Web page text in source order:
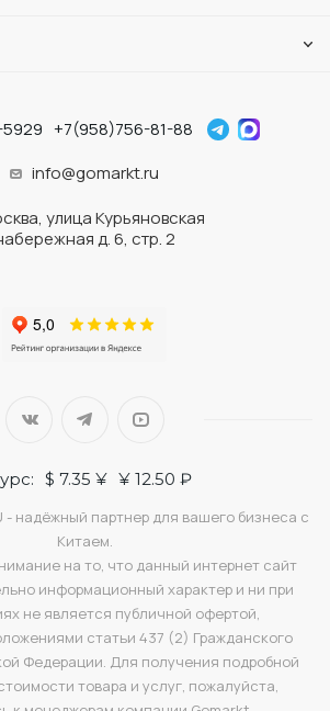
+7(958)756-81-88
info@gomarkt.ru
улица Курьяновская
д. 6, стр. 2
$ 7.35 ¥ ¥ 12.50 ₽
- надёжный партнер для вашего бизнеса с
Китаем.
на то, что данный интернет сайт
информационный характер и ни при
не является публичной офертой,
статьи 437 (2) Гражданского
Федерации. Для получения подробной
товара и услуг, пожалуйста,